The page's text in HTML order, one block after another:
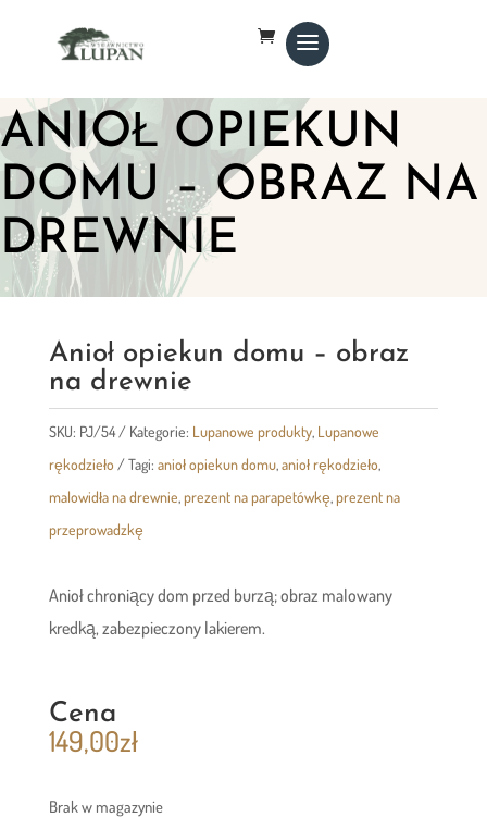
ANIOŁ OPIEKUN
DOMU – OBRAZ NA
DREWNIE
Anioł opiekun domu – obraz
na drewnie
SKU: PJ/54 Kategorie: Lupanowe produkty, Lupanowe
rękodzieło
Tagi: anioł opiekun domu,anioł rękodzieło,
malowidła na drewnie,prezent na parapetówkę,prezent na
przeprowadzkę
Anioł chroniący dom przed burzą; obraz malowany
kredką, zabezpieczony lakierem.
Cena
149,00zł
Brak w magazynie